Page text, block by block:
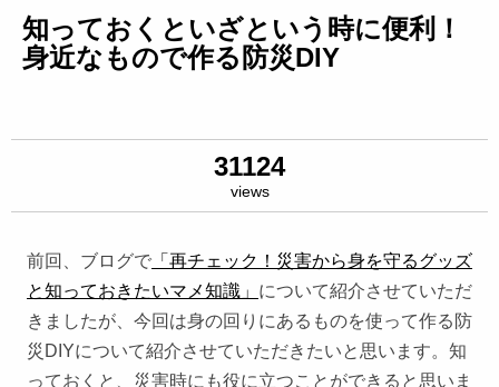
知っておくといざという時に便利！
身近なもので作る防災DIY
31124
views
前回、ブログで 「再チェック！災害から身を守るグッズ
と知っておきたいマメ知識」 について紹介させていただ
きましたが、今回は身の回りにあるものを使って作る防
災DIYについて紹介させていただきたいと思います。知
っておくと、災害時にも役に立つことができると思いま